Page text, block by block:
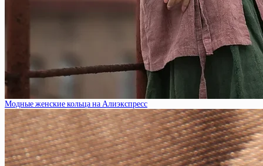
Модные женские кольца на Алиэкспресс